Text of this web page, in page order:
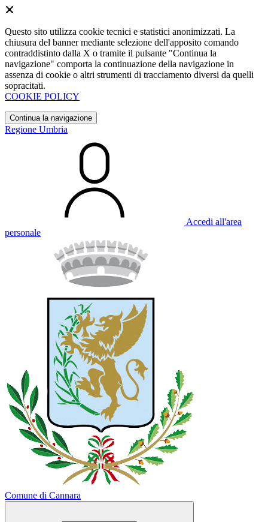
Questo sito utilizza cookie tecnici e statistici anonimizzati. La
chiusura del banner mediante selezione dell'apposito comando
contraddistinto dalla X o tramite il pulsante "Continua la
navigazione" comporta la continuazione della navigazione in
assenza di cookie o altri strumenti di tracciamento diversi da quelli
sopracitati.
COOKIE POLICY
Continua la navigazione
Regione Umbria
Accedi all'area
personale
Comune di Cannara